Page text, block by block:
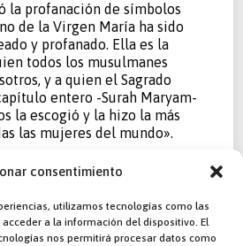
consentimiento
utilizamos tecnologías como las
a la información del dispositivo. El
nos permitirá procesar datos como
la profanación de símbolos
de la Virgen María ha sido
y profanado. Ella es la
todos los musulmanes
y a quien el Sagrado
entero -Surah Maryam-
la escogió y la hizo la más
las mujeres del mundo».
al presidente Al-Sharaa, el
los sirios sin distinción,
al sectarismo y llamando
y la convivencia pacífica.